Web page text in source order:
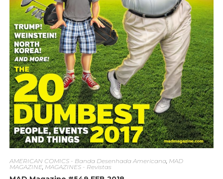
AMERICAN COMICS - Banda Desenhada Americana, MAD
MAGAZINE, MAGAZINES - Revistas